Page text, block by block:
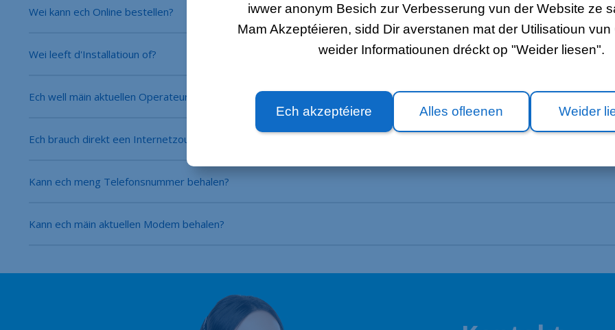
iwwer anonym Besich zur Verbesserung vun der Website ze
Mam Akzeptéieren, sidd Dir averstanen mat der Utilisatioun vun
weider Informatiounen dréckt op "Weider liesen".
Ech akzeptéiere Alles ofleenen Weider
Wei kann ech Online bestellen?
Wei leeft d'Installatioun of?
Ech well mäin aktuellen Operateur kënnegen.
Ech brauch direkt een Internetzougang.
Kann ech meng Telefonsnummer behalen?
Kann ech mäin aktuellen Modem behalen?